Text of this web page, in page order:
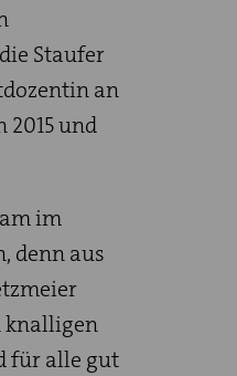
Staufer
an
und
im
denn aus
knalligen
für alle gut